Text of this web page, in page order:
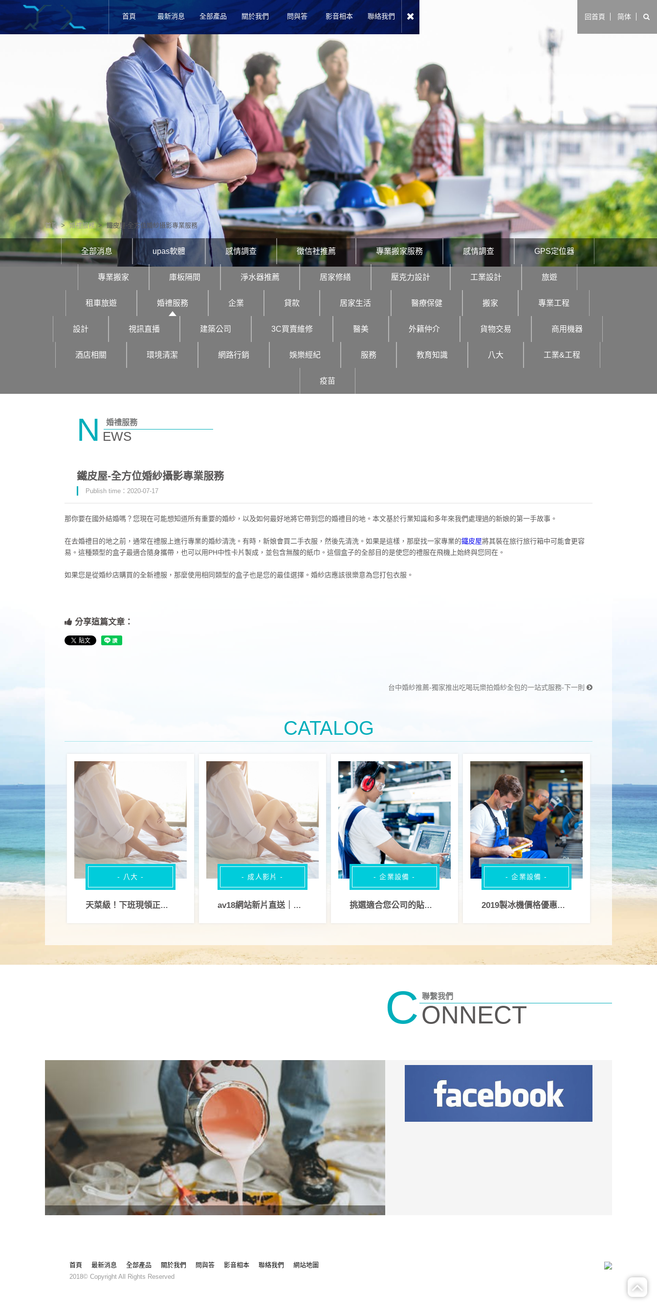
首頁 最新消息 全部產品 關於我們 問與答 影音相本 聯絡我們 回首頁 简体
首頁 婚禮服務 鐵皮屋-全方位婚紗攝影專業服務
全部消息 upas軟體 感情調查 徵信社推薦 專業搬家服務 感情調查 GPS定位器
專業搬家 庫板隔間 淨水器推薦 居家修繕 壓克力設計 工業設計 旅遊
租車旅遊 婚禮服務 企業 貸款 居家生活 醫療保健 搬家 專業工程
設計 視訊直播 建築公司 3C買賣維修 醫美 外籍仲介 貨物交易 商用機器
酒店相關 環境清潔 網路行銷 娛樂經紀 服務 教育知識 八大 工業&工程
疫苗
N EWS
婚禮服務
鐵皮屋-全方位婚紗攝影專業服務
Publish time：2020-07-17
那你要在國外結婚嗎？您現在可能想知道所有重要的婚紗，以及如何最好地將它帶到您的婚禮目的地。本文基於行業知識和多年來我們處理過的新娘的第一手故事。
在去婚禮目的地之前，通常在禮服上進行專業的婚紗清洗。有時，新娘會買二手衣服，然後先清洗。如果是這樣，那麼找一家專業的鐵皮屋將其裝在旅行旅行箱中可能會更容
易。這種類型的盒子最適合隨身攜帶，也可以用PH中性卡片製成，並包含無酸的紙巾。這個盒子的全部目的是使您的禮服在飛機上始終與您同在。
如果您是從婚紗店購買的全新禮服，那麼使用相同類型的盒子也是您的最佳選擇。婚紗店應該很樂意為您打包衣服。
分享這篇文章：
台中婚紗推薦-獨家推出吃喝玩樂拍婚紗全包的一站式服務-下一則
CATALOG
- 八大 -
天菜級！下班現領正妹與你甜蜜互動～
- 成人影片 -
av18網站新片直送｜跨國界美女陪你一起過－優惠片專區
- 企業設備 -
挑選適合您公司的貼標機-精簡貼標流程，提升產業效率
- 企業設備 -
2019製冰機價格優惠活動開跑
CONNECT
聯繫我們
首頁 最新消息 全部產品 關於我們 問與答 影音相本 聯絡我們
網站地圖
2018© Copyright All Rights Reserved